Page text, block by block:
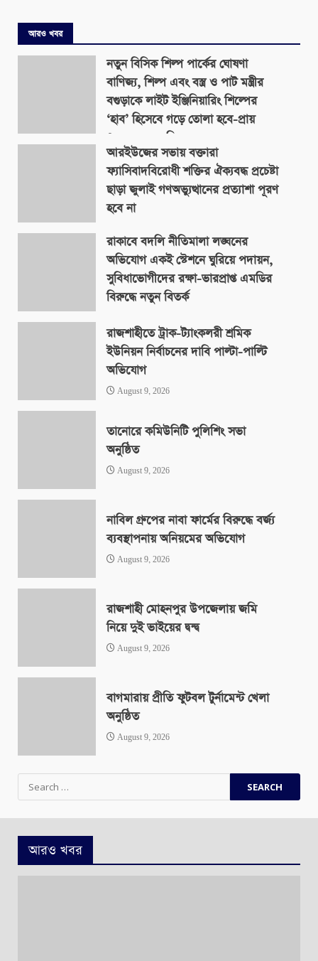
আরও খবর
নতুন বিসিক শিল্প পার্কের ঘোষণা
বাণিজ্য, শিল্প এবং বস্ত্র ও পাট মন্ত্রীর
বগুড়াকে লাইট ইঞ্জিনিয়ারিং শিল্পের
‘হাব’ হিসেবে গড়ে তোলা হবে-প্রায়
৪০০ একর জমিতে
August 9, 2026
আরইউজের সভায় বক্তারা
ফ্যাসিবাদবিরোধী শক্তির ঐক্যবদ্ধ প্রচেষ্টা
ছাড়া জুলাই গণঅভ্যুত্থানের প্রত্যাশা পূরণ
হবে না
রাকাবে বদলি নীতিমালা লঙ্ঘনের
অভিযোগ একই স্টেশনে ঘুরিয়ে পদায়ন,
সুবিধাভোগীদের রক্ষা-ভারপ্রাপ্ত এমডির
বিরুদ্ধে নতুন বিতর্ক
রাজশাহীতে ট্রাক-ট্যাংকলরী শ্রমিক
ইউনিয়ন নির্বাচনের দাবি পাল্টা-পাল্টি
অভিযোগ
August 9, 2026
তানোরে কমিউনিটি পুলিশিং সভা
অনুষ্ঠিত
August 9, 2026
নাবিল গ্রুপের নাবা ফার্মের বিরুদ্ধে বর্জ্য
ব্যবস্থাপনায় অনিয়মের অভিযোগ
August 9, 2026
রাজশাহী মোহনপুর উপজেলায় জমি
নিয়ে দুই ভাইয়ের দ্বন্দ্ব
August 9, 2026
বাগমারায় প্রীতি ফুটবল টুর্নামেন্ট খেলা
অনুষ্ঠিত
August 9, 2026
Search
for:
আরও খবর